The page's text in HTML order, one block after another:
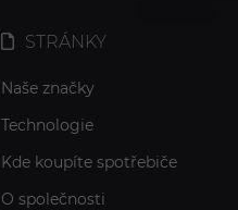
STRÁNKY
Naše značky
Technologie
Kde koupíte spotřebiče
O společnosti